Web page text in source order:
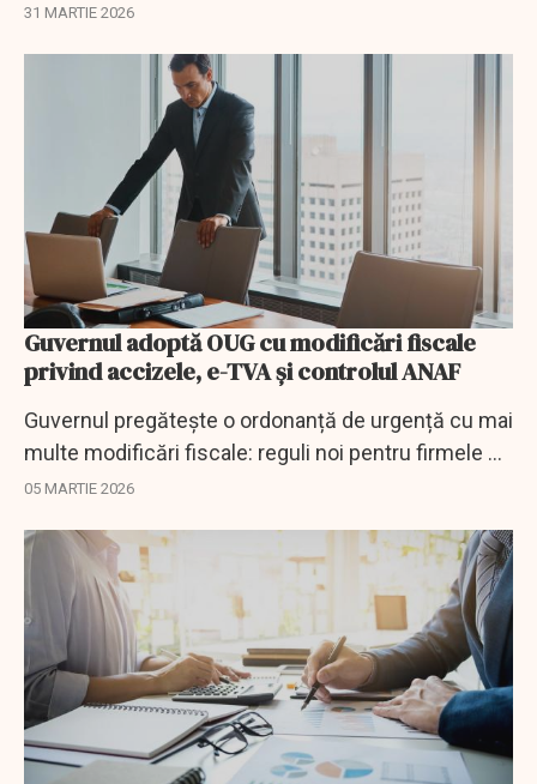
31 MARTIE 2026
Guvernul adoptă OUG cu modificări fiscale
privind accizele, e-TVA și controlul ANAF
Guvernul pregătește o ordonanță de urgență cu mai
multe modificări fiscale: reguli noi pentru firmele cu
datorii, comercianții de carburanți, sistemul e-TVA
05 MARTIE 2026